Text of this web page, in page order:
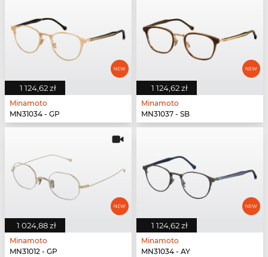
1 124,62 zł
Minamoto
MN31034 - GP
1 124,62 zł
Minamoto
MN31037 - SB
1 024,88 zł
Minamoto
MN31012 - GP
1 124,62 zł
Minamoto
MN31034 - AY